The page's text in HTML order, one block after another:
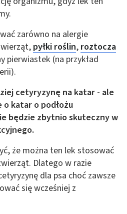
zarówno na alergie
pyłki roślin, roztocza
pierwiastek (na przykład
cetyryzynę na katar - ale
katar o podłożu
będzie zbytnio skuteczny w
że można ten lek stosować
Dlatego w razie
dla psa choć zawsze
się wcześniej z